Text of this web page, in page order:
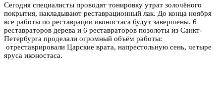
Сегодня специалисты проводят тонировку утрат золочёного
покрытия, накладывают реставрационный лак. До конца ноября
все работы по реставрации иконостаса будут завершены. 6
реставраторов дерева и 6 реставраторов позолоты из Санкт-
Петербурга проделали огромный объём работы:
отреставрировали Царские врата, напрестольную сень, четыре
яруса иконостаса.